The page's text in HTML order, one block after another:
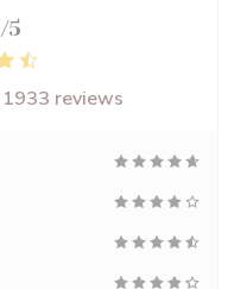
/5
1933 reviews